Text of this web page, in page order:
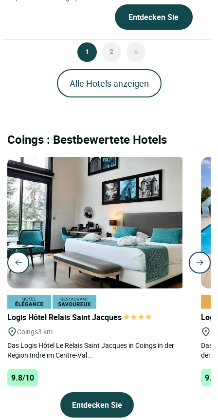
Entdecken Sie
1 2
Alle Hotels anzeigen
Coings : Bestbewertete Hotels
Logis Hôtel Relais Saint Jacques
Coings3 km
Das Logis Hôtel Le Relais Saint Jacques in Coings in der
Region Indre im Centre-Val...
9.8/10
Entdecken Sie
Das
der